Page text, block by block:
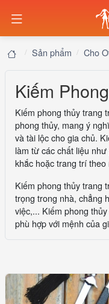
Sản phẩm Cho
Kiếm
Kiếm phong thủy trang
phong thủy, mang ý
và tài lộc cho gia chủ.
làm từ các chất liệu
khắc hoặc trang trí
Kiếm phong thủy trang
trọng trong nhà, chẳng
việc,... Kiếm phong
phù hợp với mệnh của